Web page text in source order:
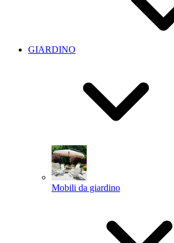
GIARDINO
Mobili da giardino